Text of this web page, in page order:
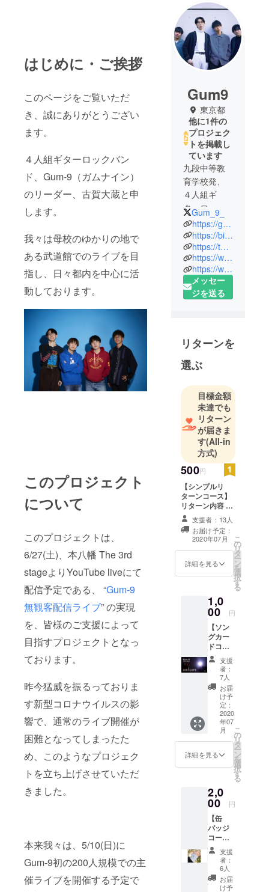
はじめに・ご挨拶
このページをご覧いただ
き、誠にありがとうござい
ます。
４人組ギターロックバン
ド、Gum-9（ガムナイン）
のリーダー、古賀大蔵と申
します。
我々は母校のゆかりの地で
ある武道館でのライブを目
指し、日々都内を中心に活
動しております。
このプロジェクト
について
このプロジェクトは、
6/27(土)、本八幡 The 3rd
stageよりYouTube liveにて
配信予定である、 “Gum-9
無観客配信ライブ” の実現
を、皆様のご支援によって
目指すプロジェクトとなっ
ております。
昨今猛威を振るっておりま
す新型コロナウイルスの影
響で、通常のライブ開催が
困難となってしまったた
め、このようなプロジェク
トを立ち上げさせていただ
きました。
本来我々は、5/10(日)に
Gum-9初の200人規模での主
催ライブを開催する予定で
Gum9
東京都
他に1件の
プロジェク
トを掲載し
ています
九段中等教
育学校発、
４人組ギ
ターロック
バンド。ど
こかで青を
彷彿とさせ
るようなサ
ウンドを目
指し、楽曲
を制作して
メインボー
カルの宮本
が担当し、
る感情や想
いの丈を力
強くも美し
く歌い上げ
ている。 ま
た編曲はメ
ンバー全員
で担当し、
日々議論を
重ねながら
楽曲制作に
励んでい
る。
2017年に結
高等学校軽
音楽コンテ
ストに向け
て活動を開
始する。そ
の際に作曲
した “ひか
りよがり” は
4500回再生
を突破。現
在でもGum-
9の代表曲で
は出身校で
ある九段中
等教育学校
でのライブ
を中心に活
動、2018年
夏には初の
自主制作CD
Gum_9_
https://gum-9.com/
https://big-up.style/artists/174618
https://twitter.com/Gum_9_
https://www.instagram.com/gum9_official/
https://www.youtube.com/c/Gum9Official
メッセー
ジを送る
リターンを
選ぶ
目標金額
未達でも
リターン
が届きま
す(All-in
方式)
500円
【シンプルリ
ターンコース】
リターン内容 1.
お礼のメッセー
ジ&ミニ演奏動
画 メールで送付
いたします。
支援者：13人
お届け予定：
2020年07月
詳細を見る
こ
の
リ
タ
ー
ン
を
選
択
す
る
1,0
00 円
【ソン
グカー
ドコー
ス】 リ
ターン
内容 1.
お礼の
メッ
セージ&
ミニ演
奏動画
メール
で送付
いたし
ます。
2. サイ
のソン
グカー
ド
「No.1-
ひかり
よが
り」
「No.2-
MUSOU
RON」
ソング
支援
者：
7人
お届
け予
定：
2020
年07
月
詳細を見る
こ
の
リ
タ
ー
ン
を
選
択
す
る
2,0
00 円
【缶
バッジ
コー
ス】 リ
ターン
内容 1.
お礼の
メッ
支援
者：
6人
お届
け予